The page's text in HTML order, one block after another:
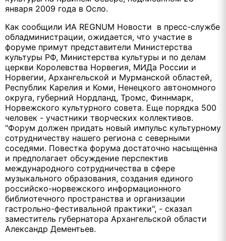
января 2009 года в Осло.
Как сообщили ИА REGNUM Новости в пресс-службе
обладминистрации, ожидается, что участие в
форуме примут представители Министерства
культуры РФ, Министерства культуры и по делам
церкви Королевства Норвегия, МИДа России и
Норвегии, Архангельской и Мурманской областей,
Республик Карелия и Коми, Ненецкого автономного
округа, губерний Нордланд, Тромс, Финнмарк,
Норвежского культурного совета. Еще порядка 500
человек - участники творческих коллективов.
"Форум должен придать новый импульс культурному
сотрудничеству нашего региона с северными
соседями. Повестка форума достаточно насыщенна
и предполагает обсуждение перспектив
международного сотрудничества в сфере
музыкального образования, создания единого
российско-норвежского информационного
библиотечного пространства и организации
гастрольно-фестивальной практики", - сказал
заместитель губернатора Архангельской области
Александр Дементьев.